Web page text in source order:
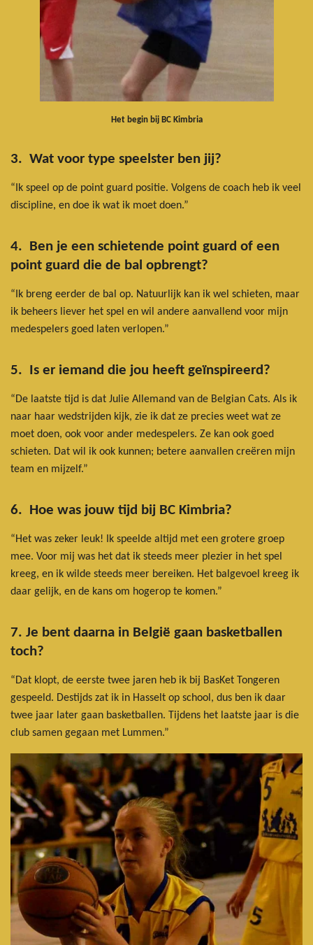
Het begin bij BC Kimbria
3. Wat voor type speelster ben jij?
“Ik speel op de point guard positie. Volgens de coach heb ik veel
discipline, en doe ik wat ik moet doen.”
4. Ben je een schietende point guard of een
point guard die de bal opbrengt?
“Ik breng eerder de bal op. Natuurlijk kan ik wel schieten, maar
ik beheers liever het spel en wil andere aanvallend voor mijn
medespelers goed laten verlopen.”
5. Is er iemand die jou heeft geïnspireerd?
“De laatste tijd is dat Julie Allemand van de Belgian Cats. Als ik
naar haar wedstrijden kijk, zie ik dat ze precies weet wat ze
moet doen, ook voor ander medespelers. Ze kan ook goed
schieten. Dat wil ik ook kunnen; betere aanvallen creëren mijn
team en mijzelf.”
6. Hoe was jouw tijd bij BC Kimbria?
“Het was zeker leuk! Ik speelde altijd met een grotere groep
mee. Voor mij was het dat ik steeds meer plezier in het spel
kreeg, en ik wilde steeds meer bereiken. Het balgevoel kreeg ik
daar gelijk, en de kans om hogerop te komen.”
7. Je bent daarna in België gaan basketballen
toch?
“Dat klopt, de eerste twee jaren heb ik bij BasKet Tongeren
gespeeld. Destijds zat ik in Hasselt op school, dus ben ik daar
twee jaar later gaan basketballen. Tijdens het laatste jaar is die
club samen gegaan met Lummen.”